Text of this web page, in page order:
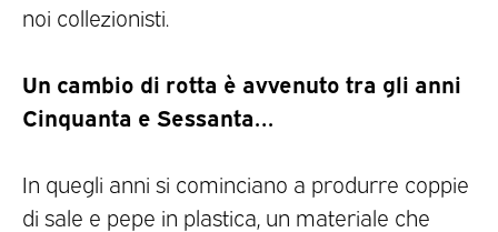
noi collezionisti.
Un cambio di rotta è avvenuto tra gli anni
Cinquanta e Sessanta…
In quegli anni si cominciano a produrre coppie
di sale e pepe in plastica, un materiale che